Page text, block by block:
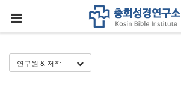
연구원 & 저작 Toggle Dropdown